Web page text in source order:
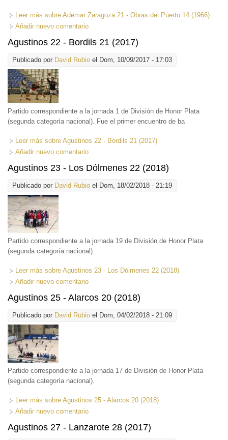
Leer más sobre Ademar Zaragoza 21 - Obras del Puerto 14 (1966)
Añadir nuevo comentario
Agustinos 22 - Bordils 21 (2017)
Publicado por David Rubio el Dom, 10/09/2017 - 17:03
Partido correspondiente a la jornada 1 de División de Honor Plata
(segunda categoría nacional). Fue el primer encuentro de ba
Leer más sobre Agustinos 22 - Bordils 21 (2017)
Añadir nuevo comentario
Agustinos 23 - Los Dólmenes 22 (2018)
Publicado por David Rubio el Dom, 18/02/2018 - 21:19
Partido correspondiente a la jornada 19 de División de Honor Plata
(segunda categoría nacional).
Leer más sobre Agustinos 23 - Los Dólmenes 22 (2018)
Añadir nuevo comentario
Agustinos 25 - Alarcos 20 (2018)
Publicado por David Rubio el Dom, 04/02/2018 - 21:09
Partido correspondiente a la jornada 17 de División de Honor Plata
(segunda categoría nacional).
Leer más sobre Agustinos 25 - Alarcos 20 (2018)
Añadir nuevo comentario
Agustinos 27 - Lanzarote 28 (2017)